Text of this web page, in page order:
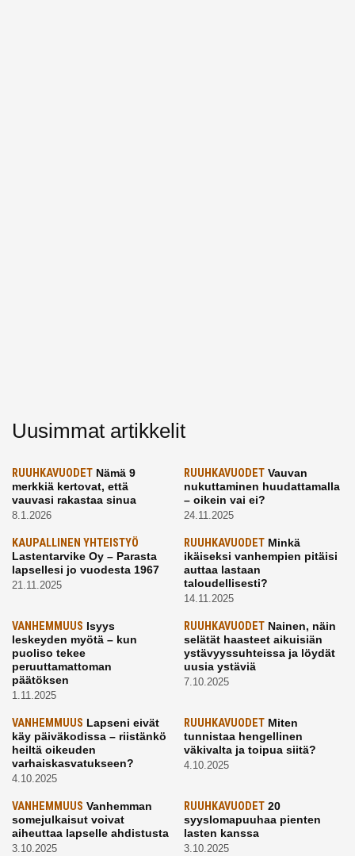
Uusimmat artikkelit
RUUHKAVUODET Nämä 9
merkkiä kertovat, että
vauvasi rakastaa sinua
8.1.2026
RUUHKAVUODETVauvan
nukuttaminen huudattamalla
– oikein vai ei?
24.11.2025
KAUPALLINEN YHTEISTYÖ
Lastentarvike Oy – Parasta
lapsellesi jo vuodesta 1967
21.11.2025
RUUHKAVUODETMinkä
ikäiseksi vanhempien pitäisi
auttaa lastaan
taloudellisesti?
14.11.2025
VANHEMMUUS Isyys
leskeyden myötä – kun
puoliso tekee
peruuttamattoman
päätöksen
1.11.2025
RUUHKAVUODETNainen, näin
selätät haasteet aikuisiän
ystävyyssuhteissa ja löydät
uusia ystäviä
7.10.2025
VANHEMMUUS Lapseni eivät
käy päiväkodissa – riistänkö
heiltä oikeuden
varhaiskasvatukseen?
4.10.2025
RUUHKAVUODETMiten
tunnistaa hengellinen
väkivalta ja toipua siitä?
4.10.2025
VANHEMMUUS Vanhemman
somejulkaisut voivat
aiheuttaa lapselle ahdistusta
3.10.2025
RUUHKAVUODET20
syyslomapuuhaa pienten
lasten kanssa
3.10.2025